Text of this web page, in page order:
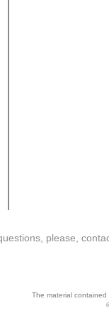
please,
The material